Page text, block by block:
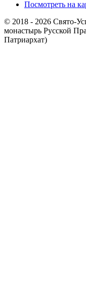
Посмотреть на
© 2018 - 2026 Свято-
монастырь Русской
Патриархат)